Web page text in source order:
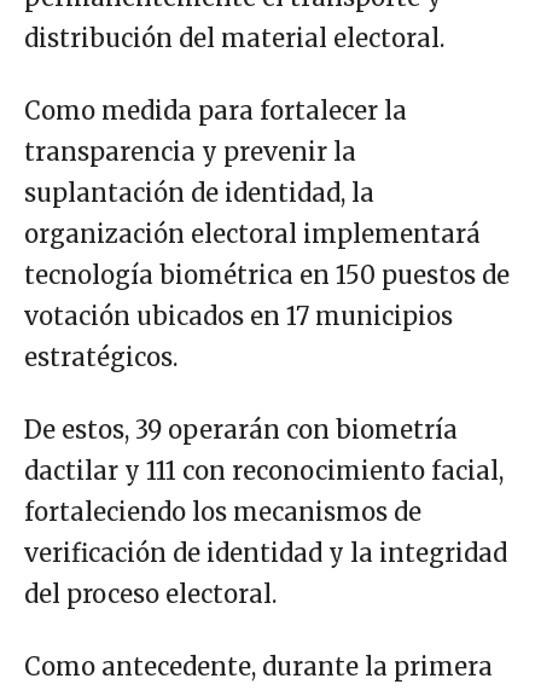
distribución del material electoral.
Como medida para fortalecer la
transparencia y prevenir la
suplantación de identidad, la
organización electoral implementará
tecnología biométrica en 150 puestos de
votación ubicados en 17 municipios
estratégicos.
De estos, 39 operarán con biometría
dactilar y 111 con reconocimiento facial,
fortaleciendo los mecanismos de
verificación de identidad y la integridad
del proceso electoral.
Como antecedente, durante la primera